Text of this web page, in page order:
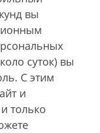
вы
суток) вы
С этим
и
только